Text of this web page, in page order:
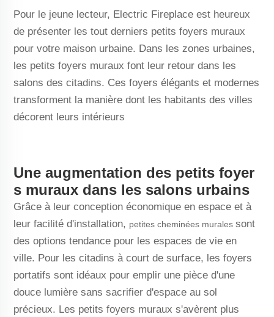
Pour le jeune lecteur, Electric Fireplace est heureux
de présenter les tout derniers petits foyers muraux
pour votre maison urbaine. Dans les zones urbaines,
les petits foyers muraux font leur retour dans les
salons des citadins. Ces foyers élégants et modernes
transforment la manière dont les habitants des villes
décorent leurs intérieurs
Une augmentation des petits foyer
s muraux dans les salons urbains
Grâce à leur conception économique en espace et à
leur facilité d'installation, petites cheminées murales sont
des options tendance pour les espaces de vie en
ville. Pour les citadins à court de surface, les foyers
portatifs sont idéaux pour emplir une pièce d'une
douce lumière sans sacrifier d'espace au sol
précieux. Les petits foyers muraux s'avèrent plus